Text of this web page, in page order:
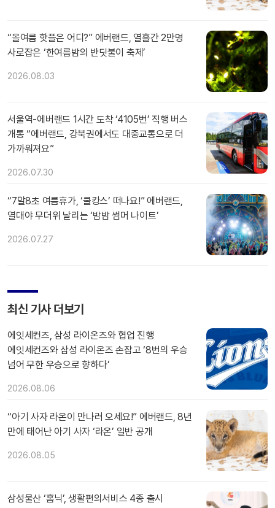
“올여름 핫플은 어디?” 에버랜드, 열흘간 2만명
사로잡은 ‘한여름밤의 반딧불이 축제’
2026.08.03
서울역-에버랜드 1시간 도착 ‘4105번’ 직행 버스
개통 “에버랜드, 강북권에서도 대중교통으로 더
가까워져요”
2026.07.30
“7말8초 여름휴가, ‘쿨캉스’ 떠나요!” 에버랜드,
열대야 무더위 날리는 ‘밤밤 썸머 나이트’
2026.07.27
최신 기사 더보기
에잇세컨즈, 삼성 라이온즈와 협업 진행
에잇세컨즈와 삼성 라이온즈 손잡고 ‘8번의 우승
넘어 무한 우승으로 향하다’
2026.08.06
“아기 사자 라온이 만나러 오세요!” 에버랜드, 8년
만에 태어난 아기 사자 ‘라온’ 일반 공개
2026.08.05
삼성물산 ‘홈닉’, 생활편의서비스 4종 출시